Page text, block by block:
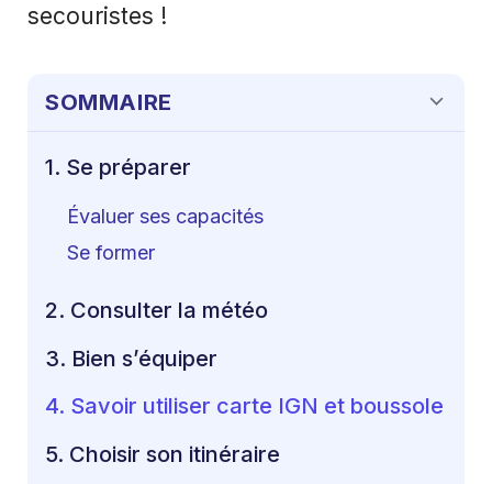
secouristes !
SOMMAIRE
1. Se préparer
Évaluer ses capacités
Se former
2. Consulter la météo
3. Bien s’équiper
4. Savoir utiliser carte IGN et boussole
5. Choisir son itinéraire